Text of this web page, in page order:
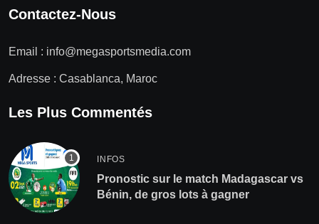
Contactez-Nous
Email : info@megasportsmedia.com
Adresse : Casablanca, Maroc
Les Plus Commentés
INFOS
Pronostic sur le match Madagascar vs
Bénin, de gros lots à gagner